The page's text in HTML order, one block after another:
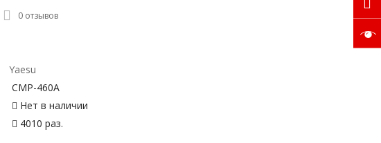
0 отзывов
Yaesu
CMP-460A
Нет в наличии
4010 раз.